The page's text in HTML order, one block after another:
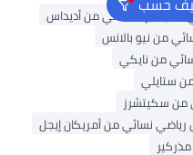
من أديداس
أمريكان إيجل